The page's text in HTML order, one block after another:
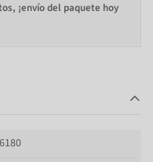
, ¡envío del paquete hoy